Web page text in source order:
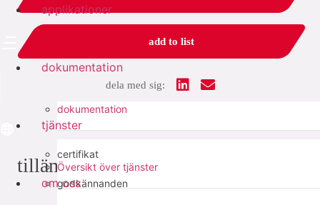
applikationer
dokumentation
dokumentation
certifikat
godkännanden
tjänster
Översikt över tjänster
om oss
add to list
dela med sig:
tillämpningar